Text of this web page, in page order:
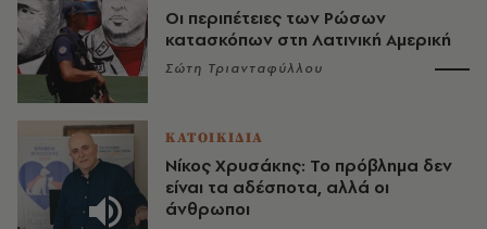
Οι περιπέτειες των Ρώσων
κατασκόπων στη Λατινική Αμερική
Σώτη Τριανταφύλλου
ΚΑΤΟΙΚΙΔΙΑ
Νίκος Χρυσάκης: Το πρόβλημα δεν
είναι τα αδέσποτα, αλλά οι
άνθρωποι